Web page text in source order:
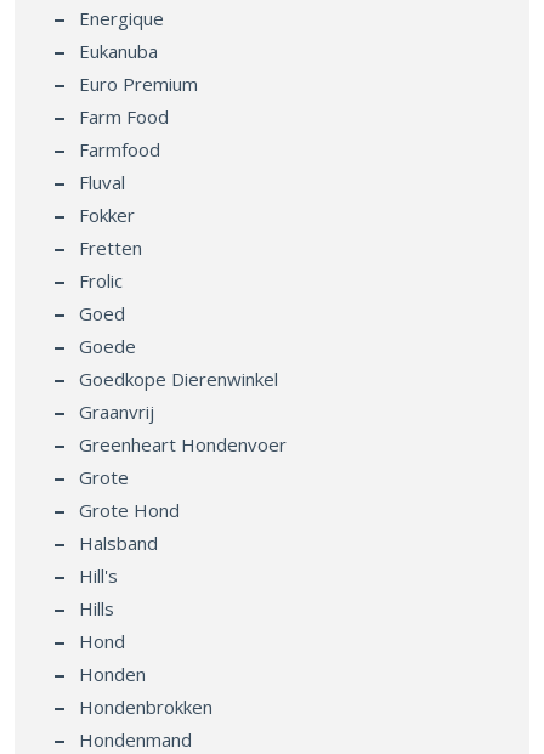
Energique
Eukanuba
Euro Premium
Farm Food
Farmfood
Fluval
Fokker
Fretten
Frolic
Goed
Goede
Goedkope Dierenwinkel
Graanvrij
Greenheart Hondenvoer
Grote
Grote Hond
Halsband
Hill's
Hills
Hond
Honden
Hondenbrokken
Hondenmand